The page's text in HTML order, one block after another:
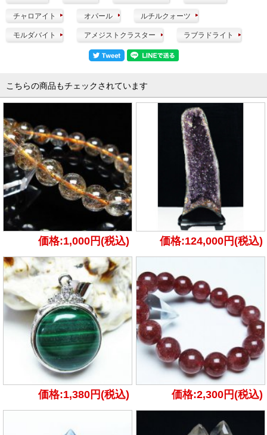
チャロアイト オパール ルチルクォーツ
モルダバイト アメジストクラスター ラブラドライト
こちらの商品もチェックされています
価格:1,000円(税込) 価格:124,000円(税込)
価格:1,380円(税込) 価格:2,300円(税込)